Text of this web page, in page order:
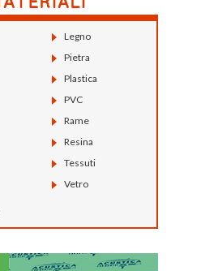
Legno
Pietra
Plastica
PVC
Rame
Resina
Tessuti
Vetro